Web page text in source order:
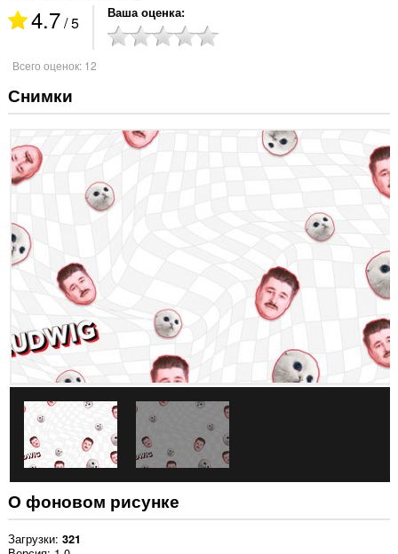
4.7/ 5 Ваша оценка
Всего оценок: 12
Снимки
О фоновом рисунке
Загрузки 321